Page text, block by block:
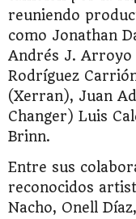
reuniendo
como Jonathan
Andrés J. Arroyo
Rodríguez
(Xerran), Juan
Changer) Luis
Brinn.
Entre sus
reconocidos
Nacho, Onell